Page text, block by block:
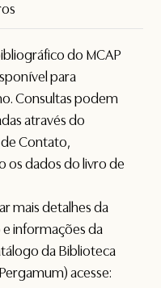
do MCAP
para
Consultas podem
através do
deContato,
os dados do livro de
mais detalhes da
e informações da
da Biblioteca
acesse: